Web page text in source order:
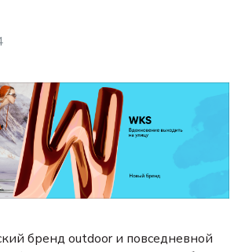
бренд outdoor и повседневной